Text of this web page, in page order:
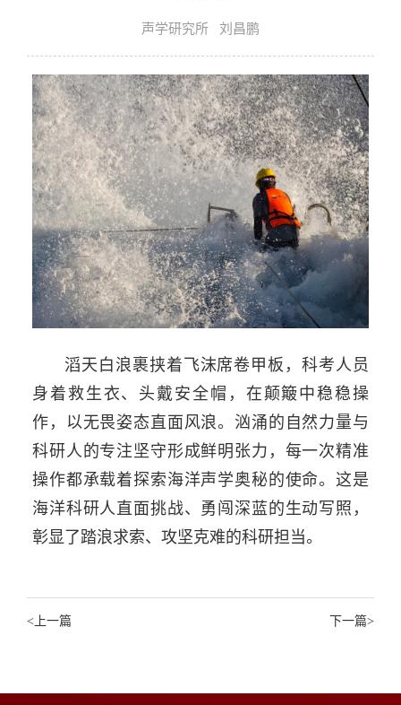
声学研究所 刘昌鹏
滔天白浪裹挟着飞沫席卷甲板，科考人员
身着救生衣、头戴安全帽，在颠簸中稳稳操
作，以无畏姿态直面风浪。 汹涌的自然力量与
科研人的专注坚守形成鲜明张力，每一次精准
操作都承载着探索海洋声学奥秘的使命。这是
海洋科研人直面挑战、勇闯深蓝的生动写照，
彰显了踏浪求索、攻坚克难的科研担当。
< 上一篇 下一篇>